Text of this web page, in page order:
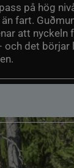
på hög
fart.
att nyckeln
och det börjar